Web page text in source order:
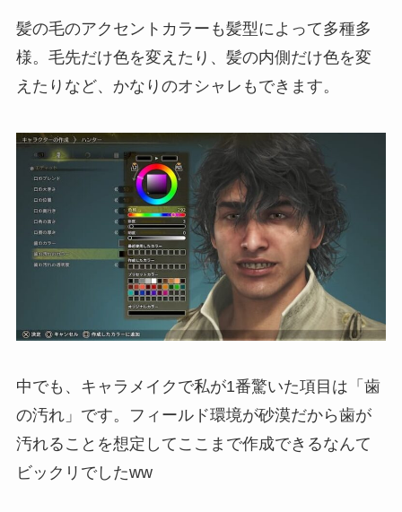
髪の毛のアクセントカラーも髪型によって多種多
様。毛先だけ色を変えたり、髪の内側だけ色を変
えたりなど、かなりのオシャレもできます。
中でも、キャラメイクで私が1番驚いた項目は「歯
の汚れ」です。フィールド環境が砂漠だから歯が
汚れることを想定してここまで作成できるなんて
ビックリでしたww